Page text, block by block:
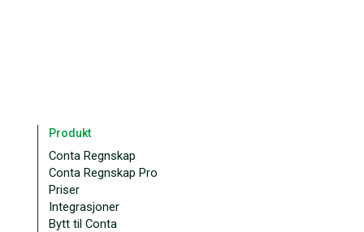
Produkt
Conta Regnskap
Conta Regnskap Pro
Priser
Integrasjoner
Bytt til Conta